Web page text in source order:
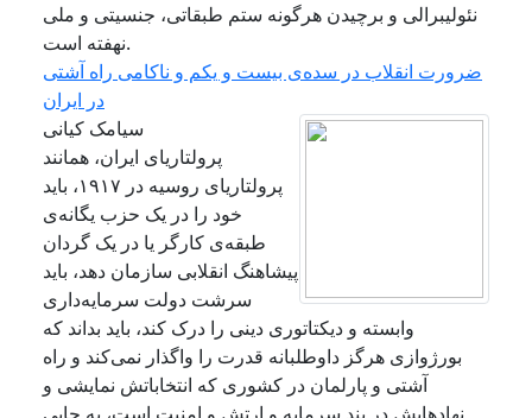
نئولیبرالی و برچیدن هرگونه ستم طبقاتی، جنسیتی و ملی
نهفته است.
ضرورت انقلاب در سده‌ی بیست و یکم و ناکامی راه آشتی
در ایران
سیامک کیانی
پرولتاریای ایران، همانند
پرولتاریای روسیه در ۱۹۱۷، باید
خود را در یک حزب یگانه‌ی
طبقه‌ی کارگر یا در یک گردان
پیشاهنگ انقلابی سازمان دهد، باید
سرشت دولت سرمایه‌داری
وابسته و دیکتاتوری دینی را درک کند، باید بداند که
بورژوازی هرگز داوطلبانه قدرت را واگذار نمی‌کند و راه
آشتی و پارلمان در کشوری که انتخاباتش نمایشی و